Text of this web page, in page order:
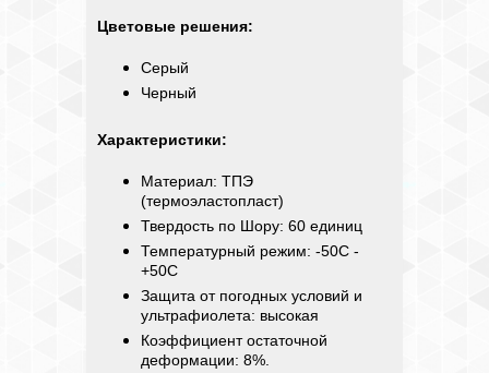
Цветовые решения:
Cерый
Черный
Характеристики:
Материал: ТПЭ
(термоэластопласт)
Твердость по Шору: 60 единиц
Температурный режим: -50С -
+50С
Защита от погодных условий и
ультрафиолета: высокая
Коэффициент остаточной
деформации: 8%.